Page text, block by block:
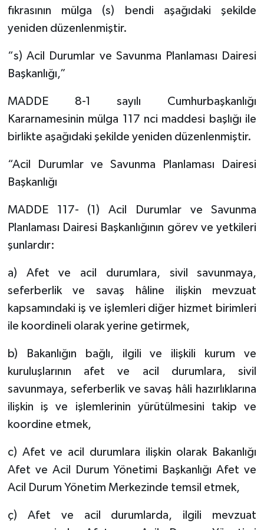
fıkrasının mülga (s) bendi aşağıdaki şekilde
yeniden düzenlenmiştir.
“s) Acil Durumlar ve Savunma Planlaması Dairesi
Başkanlığı,”
MADDE 8-1 sayılı Cumhurbaşkanlığı
Kararnamesinin mülga 117 nci maddesi başlığı ile
birlikte aşağıdaki şekilde yeniden düzenlenmiştir.
“Acil Durumlar ve Savunma Planlaması Dairesi
Başkanlığı
MADDE 117- (1) Acil Durumlar ve Savunma
Planlaması Dairesi Başkanlığının görev ve yetkileri
şunlardır:
a) Afet ve acil durumlara, sivil savunmaya,
seferberlik ve savaş hâline ilişkin mevzuat
kapsamındaki iş ve işlemleri diğer hizmet birimleri
ile koordineli olarak yerine getirmek,
b) Bakanlığın bağlı, ilgili ve ilişkili kurum ve
kuruluşlarının afet ve acil durumlara, sivil
savunmaya, seferberlik ve savaş hâli hazırlıklarına
ilişkin iş ve işlemlerinin yürütülmesini takip ve
koordine etmek,
c) Afet ve acil durumlara ilişkin olarak Bakanlığı
Afet ve Acil Durum Yönetimi Başkanlığı Afet ve
Acil Durum Yönetim Merkezinde temsil etmek,
ç) Afet ve acil durumlarda, ilgili mevzuat